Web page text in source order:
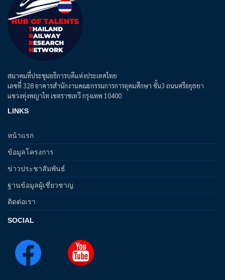
สมาคมที่ประชุมอธิการบดีแห่งประเทศไทย
เลขที่ 328 อาคารสำนักงานคณะกรรมการการอุดมศึกษา ชั้น3 ถนนศรีอยุธยา
แขวงทุ่งพญาไท เขตราชเทวี กรุงเทพ 10400
LINKS
หน้าแรก
ข้อมูลโครงการ
ข่าวประชาสัมพันธ์
ฐานข้อมูลผู้เชี่ยวชาญ
ติดต่อเรา
SOCIAL